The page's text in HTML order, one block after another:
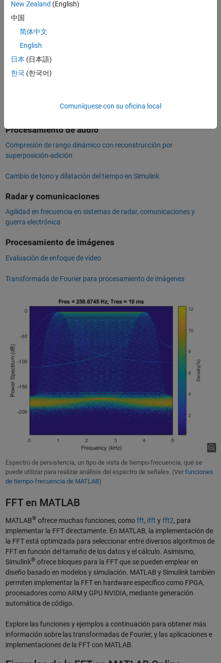
En procesamiento de imágenes, la FFT se utiliza para filtrado y
compresión de imágenes. La FFT también se emplea en física y
matemáticas para resolver ecuaciones diferenciales parciales (EDP).
Procesamiento de señales
Análisis de tiempo-frecuencia basado en la FFT
dominio de la frecuencia
Procesamiento de audio
Compresión de rango dinámico con reconstrucción por
superposición-adición
Cambio de tono y dilatación del tiempo en Simulink
Radar y comunicaciones
Agilidad en frecuencia en sistemas de radar, comunicaciones y
guerra electrónica
Procesamiento de imágenes
Evaluación de enfoque de vídeo
Transformada de Fourier para procesamiento de imágenes
Espectro de persistencia, un tipo de vista de tiempo-frecuencia, que se
puede utilizar para realizar análisis del espectro de señales. (Ver funciones
de tiempo-frecuencia de MATLAB)
FFT en MATLAB
MATLAB® ofrece muchas funciones, comofft, ifft yfft2, para
implementar la FFT directamente. En MATLAB, la implementación de
la FFT está optimizada para seleccionar entre diversos algoritmos de
FFT en función del tamaño de los datos y el cálculo. Asimismo,
Simulink® ofrece bloques para la FFT que se pueden emplear en
diseño basado en modelos y simulación. MATLAB y Simulink también
permiten implementar la FFT en hardware específico como FPGA,
procesadores como ARM y GPU NVIDIA, mediante generación
automática de código.
Explore las funciones y ejemplos a continuación para obtener más
información sobre las transformadas de Fourier, y las aplicaciones e
implementaciones de la FFT con MATLAB.
New Zealand (English)
中国
简体中文
English
日本 (日本語)
한국 (한국어)
Comuníquese con su oficina local